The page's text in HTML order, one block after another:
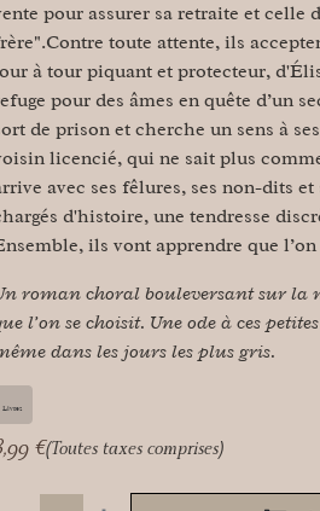
pour assurer sa retraite et
toute attente, ils
à tour piquant et protecteur,
pour des âmes en quête d’un
de prison et cherche un sens à
licencié, qui ne sait plus
avec ses fêlures, ses non-dits
d'histoire, une tendresse
ils vont apprendre que
roman choral bouleversant sur la
l’on se choisit. Une ode à ces
dans les jours les plus gris.
Livres
€(Toutes taxes comprises)